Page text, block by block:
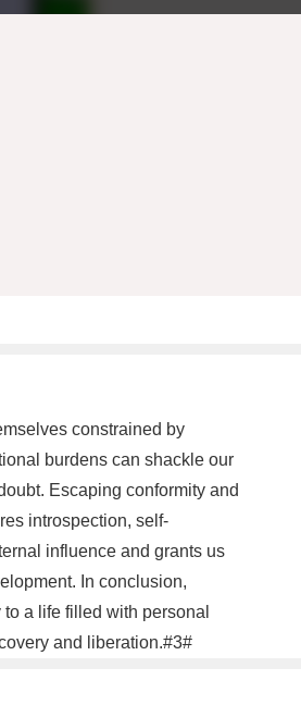
constrained by
burdens can shackle our
Escaping conformity and
introspection, self-
influence and grants us
In conclusion,
a life filled with personal
and liberation.#3#